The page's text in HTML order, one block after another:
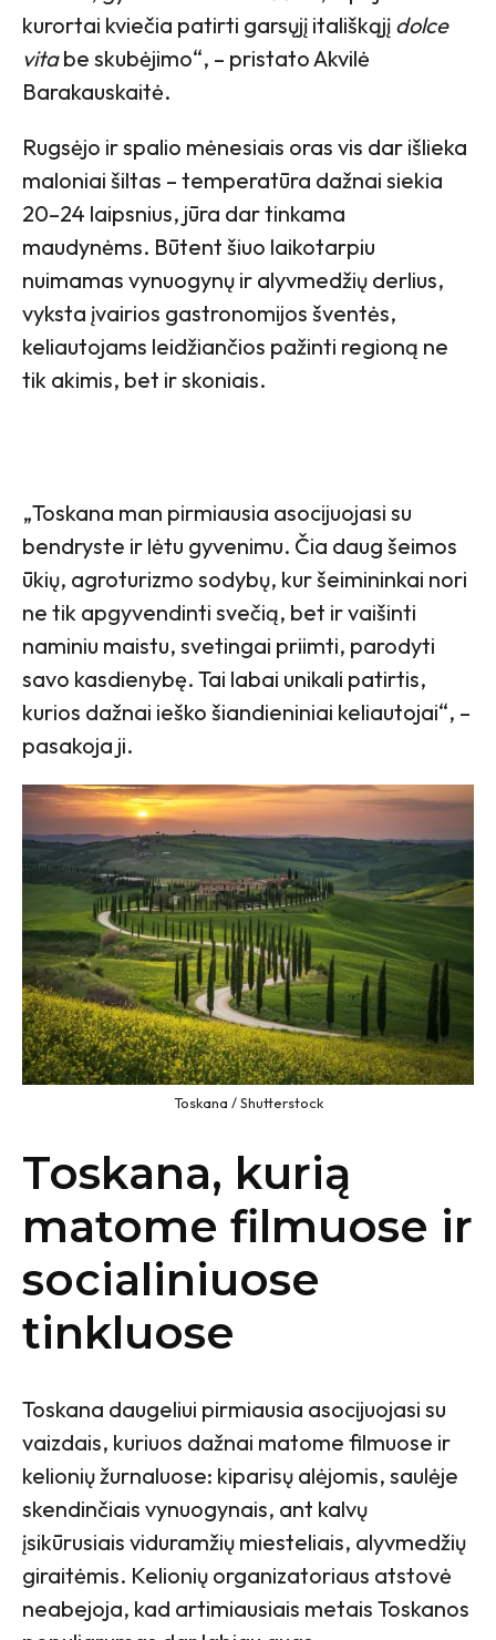
kurortai kviečia patirti garsųjį itališkąjį dolce
vitabe skubėjimo“, – pristato Akvilė
Barakauskaitė.
Rugsėjo ir spalio mėnesiais oras vis dar išlieka
maloniai šiltas – temperatūra dažnai siekia
20–24 laipsnius, jūra dar tinkama
maudynėms. Būtent šiuo laikotarpiu
nuimamas vynuogynų ir alyvmedžių derlius,
vyksta įvairios gastronomijos šventės,
keliautojams leidžiančios pažinti regioną ne
tik akimis, bet ir skoniais.
„Toskana man pirmiausia asocijuojasi su
bendryste ir lėtu gyvenimu. Čia daug šeimos
ūkių, agroturizmo sodybų, kur šeimininkai nori
ne tik apgyvendinti svečią, bet ir vaišinti
naminiu maistu, svetingai priimti, parodyti
savo kasdienybę. Tai labai unikali patirtis,
kurios dažnai ieško šiandieniniai keliautojai“, –
pasakoja ji.
Toskana / Shutterstock
Toskana, kurią
matome filmuose ir
socialiniuose
tinkluose
Toskana daugeliui pirmiausia asocijuojasi su
vaizdais, kuriuos dažnai matome filmuose ir
kelionių žurnaluose: kiparisų alėjomis, saulėje
skendinčiais vynuogynais, ant kalvų
įsikūrusiais viduramžių miesteliais, alyvmedžių
giraitėmis. Kelionių organizatoriaus atstovė
neabejoja, kad artimiausiais metais Toskanos